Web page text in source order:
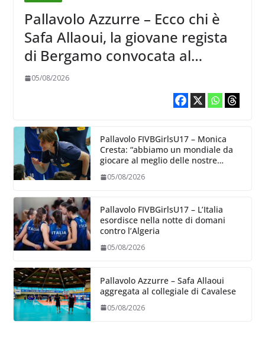
Pallavolo Azzurre – Ecco chi è
Safa Allaoui, la giovane regista
di Bergamo convocata al
collegiale di Cavalese
05/08/2026
Pallavolo FIVBGirlsU17 – Monica
Cresta: “abbiamo un mondiale da
giocare al meglio delle nostre
05/08/2026
Pallavolo FIVBGirlsU17 – L’Italia
esordisce nella notte di domani
contro l’Algeria
05/08/2026
Pallavolo Azzurre – Safa Allaoui
aggregata al collegiale di Cavalese
05/08/2026